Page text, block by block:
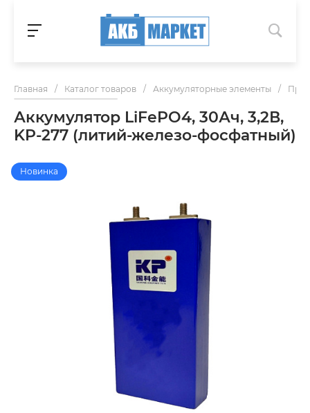
Главная / Каталог товаров / Аккумуляторные элементы /
Аккумулятор LiFePO4, 30Ач, 3,2В,
KP-277 (литий-железо-фосфатный)
Новинка